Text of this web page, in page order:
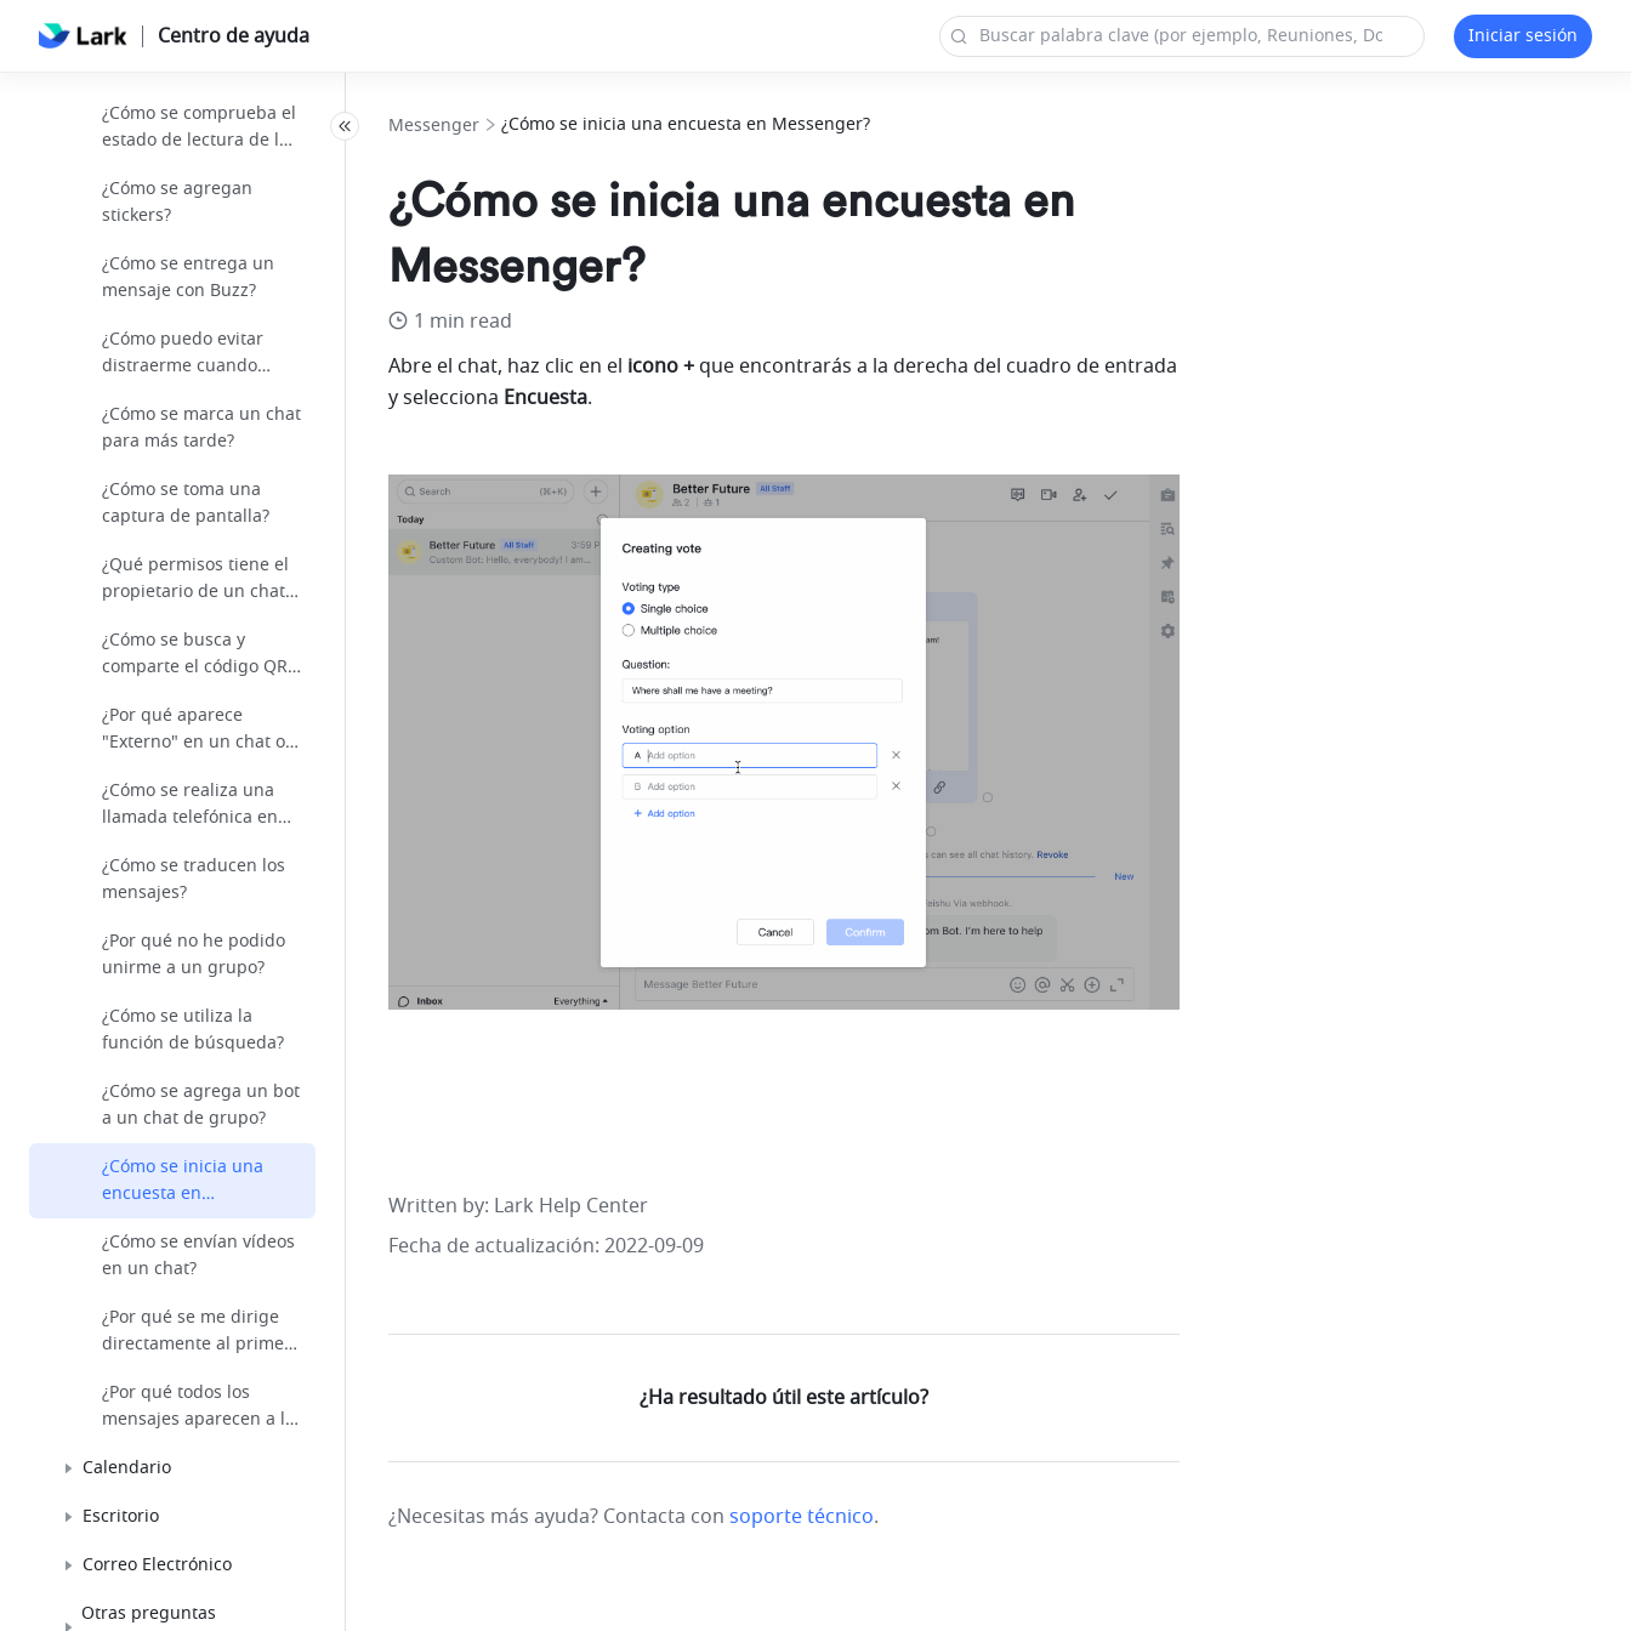
Centro de ayuda Iniciar sesión
¿Cómo se comprueban
¿Cómo se comprueba el
estado de lectura de los
¿Cómo se agregan
stickers?
¿Cómo se entrega un
mensaje con Buzz?
¿Cómo puedo evitar
distraerme cuando
mensajes?
¿Cómo se marca un chat
para más tarde?
¿Cómo se toma una
captura de pantalla?
¿Qué permisos tiene el
propietario de un chat
¿Cómo se busca y
comparte el código QR
¿Por qué aparece
"Externo" en un chat o
¿Cómo se realiza una
llamada telefónica en
¿Cómo se traducen los
mensajes?
¿Por qué no he podido
unirme a un grupo?
¿Cómo se utiliza la
función de búsqueda?
¿Cómo se agrega un bot
a un chat de grupo?
¿Cómo se inicia una
encuesta en
Messenger?
¿Cómo se envían vídeos
en un chat?
¿Por qué se me dirige
directamente al primer
¿Por qué todos los
mensajes aparecen a la
Calendario
Escritorio
Correo Electrónico
Otras preguntas
Messenger ¿Cómo se inicia una encuesta en Messenger?
¿Cómo se inicia una encuesta en
Messenger?
1 min read
Abre el chat, haz clic en el icono + que encontrarás a la derecha del cuadro de entrada
y selecciona Encuesta.
Written by: Lark Help Center
Fecha de actualización: 2022-09-09
¿Ha resultado útil este artículo?
¿Necesitas más ayuda? Contacta con soporte técnico.